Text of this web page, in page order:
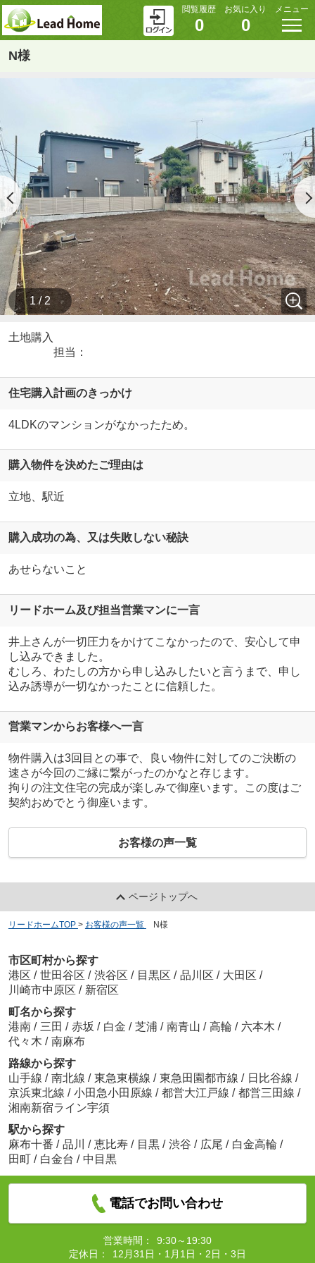
閲覧履歴
0
お気に入り
0
メニュー
N様
1 / 2
土地購入
担当：
住宅購入計画のきっかけ
4LDKのマンションがなかったため。
購入物件を決めたご理由は
立地、駅近
購入成功の為、又は失敗しない秘訣
あせらないこと
リードホーム及び担当営業マンに一言
井上さんが一切圧力をかけてこなかったので、安心して申
し込みできました。
むしろ、わたしの方から申し込みしたいと言うまで、申し
込み誘導が一切なかったことに信頼した。
営業マンからお客様へ一言
物件購入は3回目との事で、良い物件に対してのご決断の
速さが今回のご縁に繋がったのかなと存じます。
拘りの注文住宅の完成が楽しみで御座います。この度はご
契約おめでとう御座います。
お客様の声一覧
ページトップへ
リードホームTOP > お客様の声一覧 N様
市区町村から探す
港区 / 世田谷区 / 渋谷区 / 目黒区 / 品川区 / 大田区 /
川崎市中原区 / 新宿区
町名から探す
港南 / 三田 / 赤坂 / 白金 / 芝浦 / 南青山 / 高輪 / 六本木 /
代々木 / 南麻布
路線から探す
山手線 / 南北線 / 東急東横線 / 東急田園都市線 / 日比谷線 /
京浜東北線 / 小田急小田原線 / 都営大江戸線 / 都営三田線 /
湘南新宿ライン宇須
駅から探す
麻布十番 / 品川 / 恵比寿 / 目黒 / 渋谷 / 広尾 / 白金高輪 /
田町 / 白金台 / 中目黒
電話でお問い合わせ
営業時間：
9:30～19:30
定休日：
12月31日・1月1日・2日・3日